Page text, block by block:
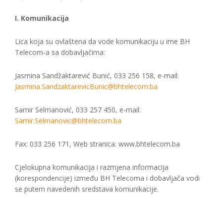
I. Komunikacija
Lica koja su ovlaštena da vode komunikaciju u ime BH
Telecom-a sa dobavljačima:
Jasmina Sandžaktarević Bunić, 033 256 158, e-mail:
Jasmina.SandzaktarevicBunic@bhtelecom.ba
Samir Selmanović, 033 257 450, e-mail:
Samir.Selmanovic@bhtelecom.ba
Fax: 033 256 171, Web stranica: www.bhtelecom.ba
Cjelokupna komunikacija i razmjena informacija
(korespondencije) između BH Telecoma i dobavljača vodi
se putem navedenih sredstava komunikacije.